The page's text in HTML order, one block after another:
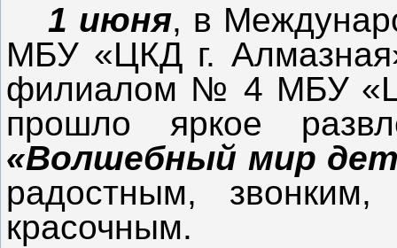
1 июня, в
МБУ «ЦКД г.
филиалом № 4 МБУ
прошло яркое
«Волшебный мир
радостным,
красочным.